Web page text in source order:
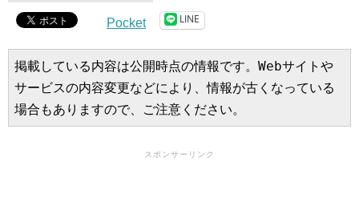
Pocket LINE
掲載している内容は公開時点の情報です。Webサイトや
サービスの内容変更などにより、情報が古くなっている
場合もありますので、ご注意ください。
スポンサーリンク